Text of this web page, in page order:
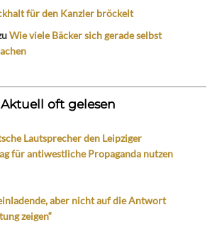
für den Kanzler bröckelt
Wie viele Bäcker sich gerade selbst
Aktuell oft gelesen
Lautsprecher den Leipziger
für antiwestliche Propaganda nutzen
aber nicht auf die Antwort
zeigen“